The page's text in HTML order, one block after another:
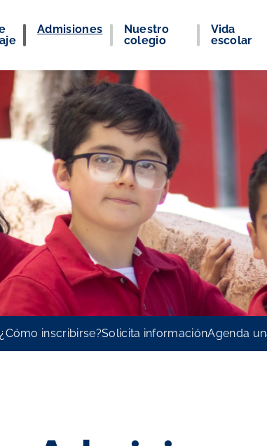
Admisiones
Nuestro
colegio
Vida
escolar
¿Cómo inscribirse?Solicita informaciónAgenda